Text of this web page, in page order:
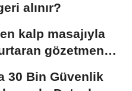
alınır?
kalp masajıyla
gözetmen
30 Bin Güvenlik